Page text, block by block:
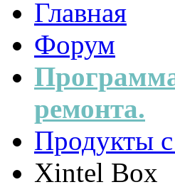
Форум
ремонта.
Продукты
Xintel Box